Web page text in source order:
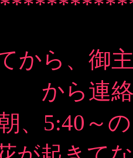
から、御
から連
、5:40～